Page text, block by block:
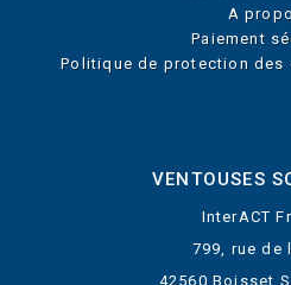
A
Paiement
Politique de protection des
VENTOUSES
InterACT
799, rue de
42560 Boisset